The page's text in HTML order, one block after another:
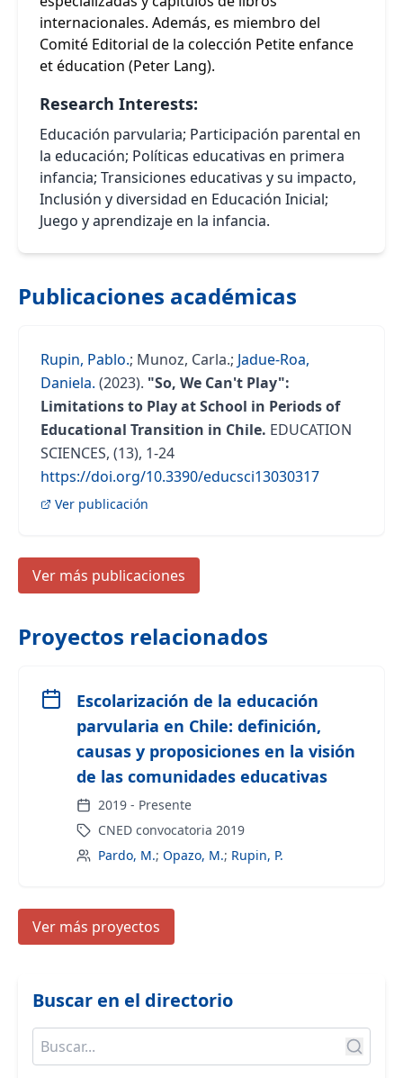
internacionales. Además, es miembro del
Comité Editorial de la colección Petite enfance
et éducation (Peter Lang).
Research Interests:
Educación parvularia; Participación parental en
la educación; Políticas educativas en primera
infancia; Transiciones educativas y su impacto,
Inclusión y diversidad en Educación Inicial;
Juego y aprendizaje en la infancia.
Publicaciones académicas
Rupin, Pablo.; Munoz, Carla.; Jadue-Roa,
Daniela. (2023). "So, We Can't Play":
Limitations to Play at School in Periods of
Educational Transition in Chile. EDUCATION
SCIENCES, (13), 1-24
https://doi.org/10.3390/educsci13030317
Ver publicación
Ver más publicaciones
Proyectos relacionados
Escolarización de la educación
parvularia en Chile: definición,
causas y proposiciones en la visión
de las comunidades educativas
2019 - Presente
CNED convocatoria 2019
Pardo, M.; Opazo, M.; Rupin, P.
Ver más proyectos
Buscar en el directorio